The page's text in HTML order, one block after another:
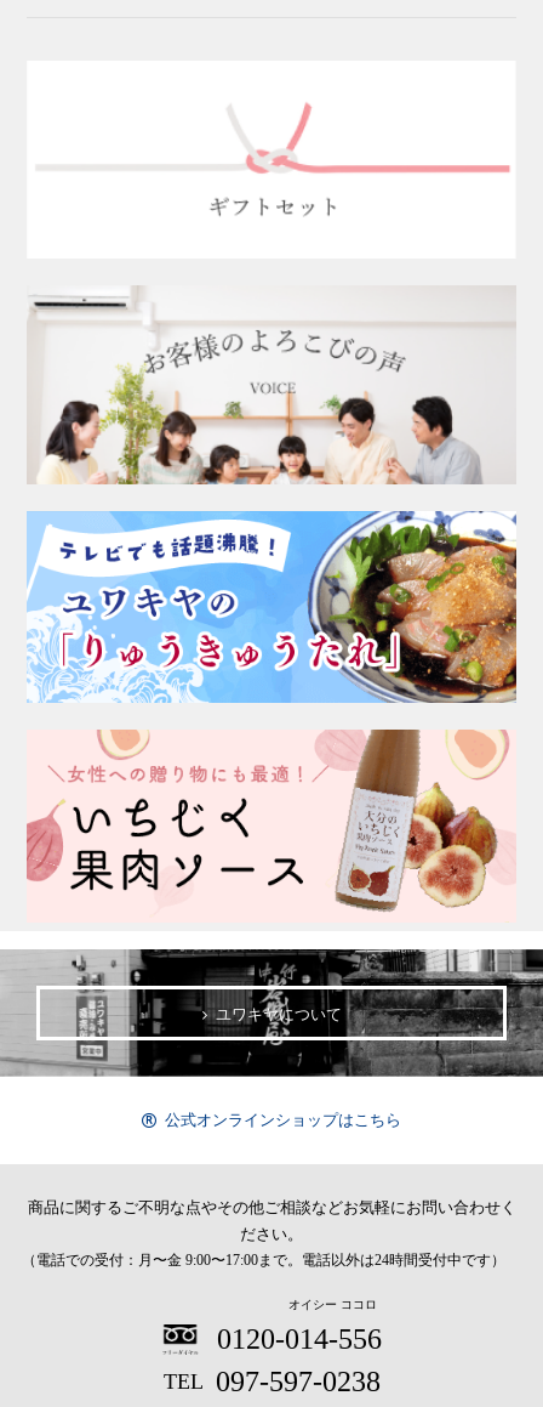
ユワキヤについて
公式オンラインショップはこちら
商品に関するご不明な点やその他ご相談などお気軽にお問い合わせく
ださい。
（電話での受付：月〜金 9:00〜17:00まで。電話以外は24時間受付中です）
オイシー ココロ
0120-014-556
097-597-0238